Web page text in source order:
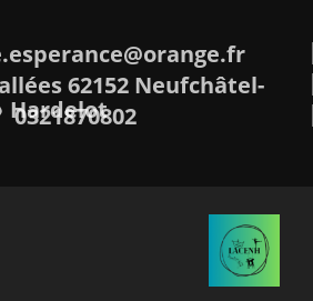
62152 Neufchâtel-
Hardelot
0321870802